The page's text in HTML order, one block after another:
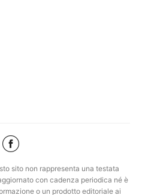
sito non rappresenta una testata
con cadenza periodica né è
o un prodotto editoriale ai